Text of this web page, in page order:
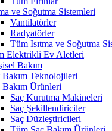
ve Soğutma Sistemleri
Vantilatörler
Radyatörler
Tüm Isıtma ve Soğutma
Elektrikli Ev Aletleri
Bakım
Teknolojileri
Bakım Ürünleri
Saç Kurutma Makineleri
Saç Şekillendiriciler
Saç Düzleştiricileri